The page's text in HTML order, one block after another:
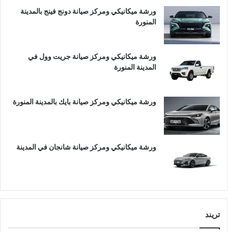
ورشة ميكانيكي ومركز صيانة دونج فينج بالمدينة
المنورة
ورشة ميكانيكي ومركز صيانة جريت وول في
المدينة المنورة
ورشة ميكانيكي ومركز صيانة بايك بالمدينة المنورة
ورشة ميكانيكي ومركز صيانة شانجان في المدينة
تريند